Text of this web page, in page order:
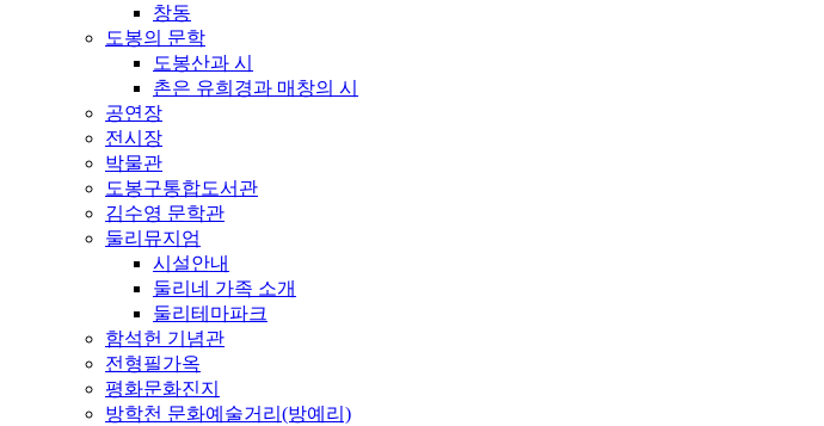
창동
도봉의 문학
도봉산과 시
촌은 유희경과 매창의 시
공연장
전시장
박물관
도봉구통합도서관
김수영 문학관
둘리뮤지엄
시설안내
둘리네 가족 소개
둘리테마파크
함석헌 기념관
전형필가옥
평화문화진지
방학천 문화예술거리(방예리)